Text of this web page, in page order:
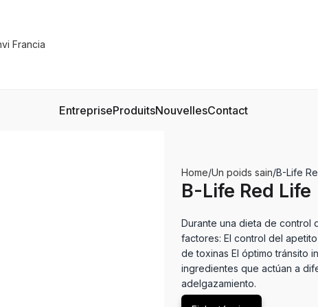
EntrepriseProduitsNouvellesContact
Home Un poids sain B-Life
B-Life Red Life
Durante una dieta de control
factores: El control del
de toxinas El óptimo tránsito
ingredientes que actúan a
adelgazamiento.